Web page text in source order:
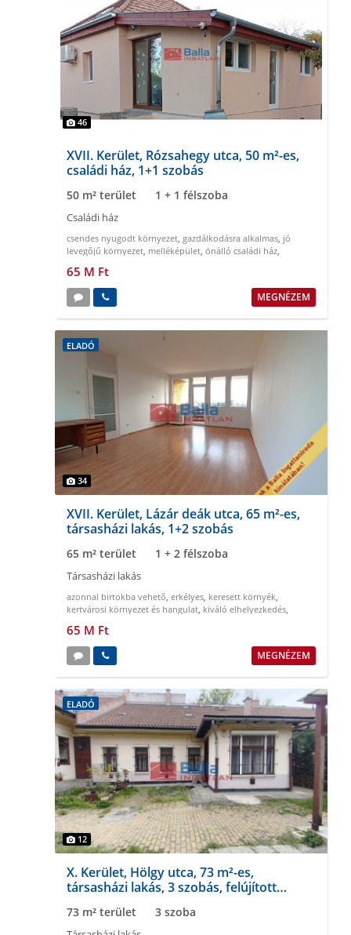
46
XVII. Kerület, Rózsahegy utca, 50 m²-es,
családi ház, 1+1 szobás
50 m² terület 1 + 1 félszoba
Családi ház
csendes nyugodt környezet, gazdálkodásra alkalmas, jó
levegőjű környezet, melléképület, önálló családi ház,
65 M Ft
MEGNÉZEM
ELADÓ
34
XVII. Kerület, Lázár deák utca, 65 m²-es,
társasházi lakás, 1+2 szobás
65 m² terület 1 + 2 félszoba
Társasházi lakás
azonnal birtokba vehető, erkélyes, keresett környék,
kertvárosi környezet és hangulat, kiváló elhelyezkedés,
65 M Ft
MEGNÉZEM
ELADÓ
12
X. Kerület, Hölgy utca, 73 m²-es,
társasházi lakás, 3 szobás, felújított
73 m² terület 3 szoba